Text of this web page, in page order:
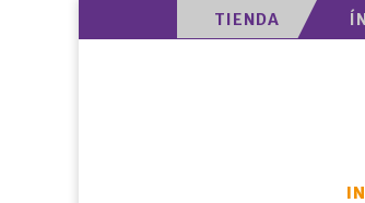
TIENDA